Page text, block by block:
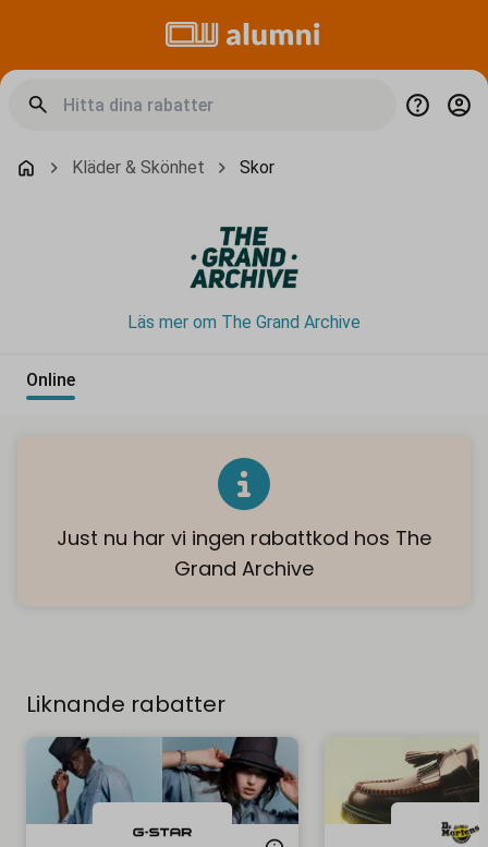
Kläder & Skönhet Skor
Läs mer om The Grand Archive
Online
Just nu har vi ingen rabattkod hos The
Grand Archive
Liknande rabatter